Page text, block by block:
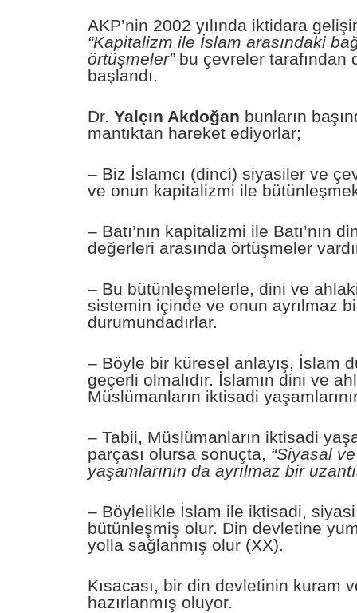
AKP’nin 2002 yılında iktidara
“Kapitalizm ile İslam arasındaki
örtüşmeler” bu çevreler tarafından
başlandı.
Dr. Yalçın Akdoğan bunların
mantıktan hareket ediyorlar;
– Biz İslamcı (dinci) siyasiler ve
ve onun kapitalizmi ile
– Batı’nın kapitalizmi ile Batı’nın
değerleri arasında örtüşmeler
– Bu bütünleşmelerle, dini ve
sistemin içinde ve onun ayrılmaz
durumundadırlar.
– Böyle bir küresel anlayış, İslam
geçerli olmalıdır. İslamın dini ve
Müslümanların iktisadi
– Tabii, Müslümanların iktisadi
parçası olursa sonuçta, “Siyasal
yaşamlarının da ayrılmaz bir
– Böylelikle İslam ile iktisadi,
bütünleşmiş olur. Din devletine
yolla sağlanmış olur (XX).
Kısacası, bir din devletinin kuram
hazırlanmış oluyor.